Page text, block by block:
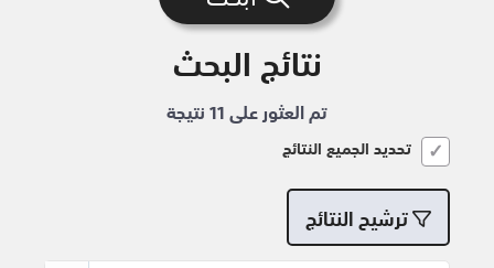
نتائج البحث
تم العثور على 11 نتيجة
تحديد الجميع النتائج
ترشيح النتائج